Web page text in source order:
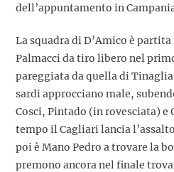
dell’appuntamento in
La squadra di D’Amico è
Palmacci da tiro libero nel
pareggiata da quella di
sardi approcciano male,
Cosci, Pintado (in rovesciata)
tempo il Cagliari lancia
poi è Mano Pedro a trovare la
premono ancora nel finale